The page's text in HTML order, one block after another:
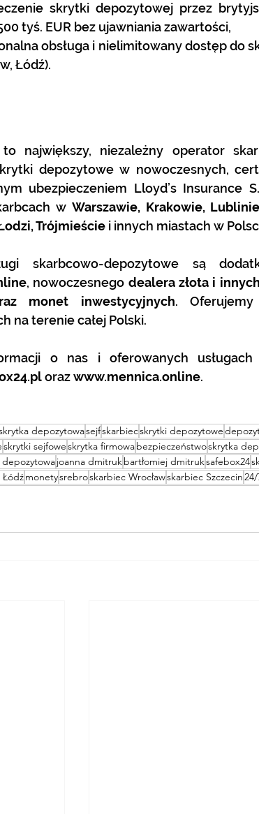
skrytki depozytowej przez
tyś. EUR bez ujawniania zawartości,
obsługa i nielimitowany dostęp do
Łódź).
to największy, niezależny operator
depozytowe w nowoczesnych,
ubezpieczeniem Lloyd’s Insurance
w Warszawie, Krakowie,
Trójmieście i innych miastach w
, nowoczesnego dealera złota i
monet inwestycyjnych.
na terenie całej Polski.
oraz www.mennica.online.
depozytowasejfskarbiecskrytki depozytowe
skrytki sejfoweskrytka firmowabezpieczeństwoskrytka
joanna dmitrukbartłomiej dmitruksafebox24
Łódźmonetysrebroskarbiec Wrocławskarbiec Szczecin